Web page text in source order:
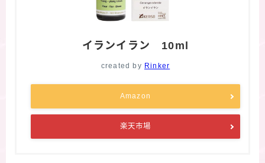
イランイラン 10ml
created by Rinker
Amazon
楽天市場